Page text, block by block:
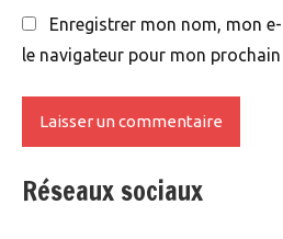
Enregistrer mon nom, mon
le navigateur pour mon
Réseaux sociaux